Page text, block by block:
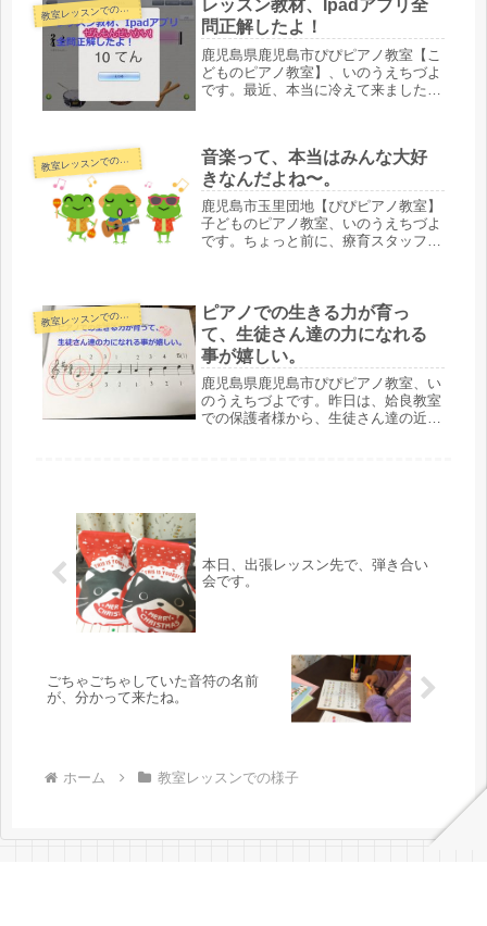
教
室レッスンでの様子
レッスン教材、Ipadアプリ全
問正解したよ！
鹿児島県鹿児島市ぴぴピアノ教室【こ
どものピアノ教室】、いのうえちづよ
です。最近、本当に冷えて来ました
Ipadアプリ全問正解したよ！前回の
レ...
教
室レッスンでの様子
音楽って、本当はみんな大好
きなんだよね〜。
鹿児島市玉里団地【ぴぴピアノ教室】
子どものピアノ教室、いのうえちづよ
です。ちょっと前に、療育スタッフと
ね〜。そこでは、音楽療法の時間は、
どん...
教
室レッスンでの様子
ピアノでの生きる力が育っ
て、生徒さん達の力になれる
事が嬉しい。
鹿児島県鹿児島市ぴぴピアノ教室、い
のうえちづよです。昨日は、姶良教室
での保護者様から、生徒さん達の近況
本日、出張レッスン先で、弾き合い
会です。
ごちゃごちゃしていた音符の名前
が、分かって来たね。
ホーム 教室レッスンでの様子